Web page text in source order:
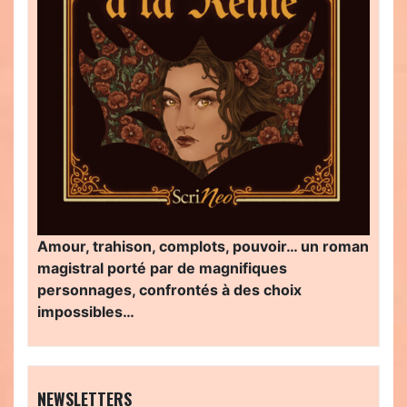
Amour, trahison, complots, pouvoir… un roman
magistral porté par de magnifiques
personnages, confrontés à des choix
impossibles…
NEWSLETTERS